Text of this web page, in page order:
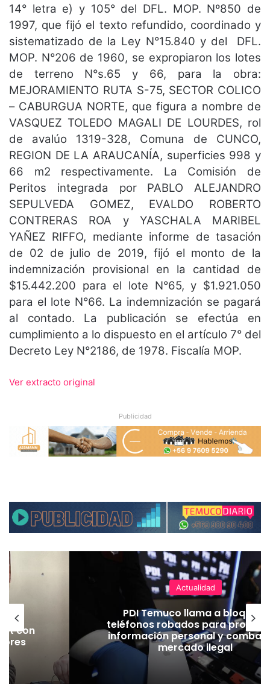
14° letra e) y 105° del DFL. MOP. Nº850 de
1997, que fijó el texto refundido, coordinado y
sistematizado de la Ley N°15.840 y del DFL.
MOP. N°206 de 1960, se expropiaron los lotes
de terreno N°s.65 y 66, para la obra:
MEJORAMIENTO RUTA S-75, SECTOR COLICO
– CABURGUA NORTE, que figura a nombre de
VASQUEZ TOLEDO MAGALI DE LOURDES, rol
de avalúo 1319-328, Comuna de CUNCO,
REGION DE LA ARAUCANÍA, superficies 998 y
66 m2 respectivamente. La Comisión de
Peritos integrada por PABLO ALEJANDRO
SEPULVEDA GOMEZ, EVALDO ROBERTO
CONTRERAS ROA y YASCHALA MARIBEL
YAÑEZ RIFFO, mediante informe de tasación
de 02 de julio de 2019, fijó el monto de la
indemnización provisional en la cantidad de
$15.442.200 para el lote N°65, y $1.921.050
para el lote N°66. La indemnización se pagará
al contado. La publicación se efectúa en
cumplimiento a lo dispuesto en el artículo 7° del
Decreto Ley N°2186, de 1978. Fiscalía MOP.
Ver extracto original
Publicidad
en
con
Actualidad
PDI Temuco llama a bloquear
teléfonos robados para
información personal y
mercado ilegal